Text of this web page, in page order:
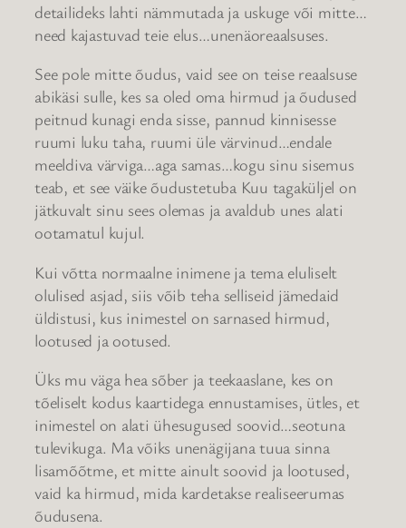
detailideks lahti nämmutada ja uskuge või mitte…
need kajastuvad teie elus…unenäoreaalsuses.
See pole mitte õudus, vaid see on teise reaalsuse
abikäsi sulle, kes sa oled oma hirmud ja õudused
peitnud kunagi enda sisse, pannud kinnisesse
ruumi luku taha, ruumi üle värvinud…endale
meeldiva värviga…aga samas…kogu sinu sisemus
teab, et see väike õudustetuba Kuu tagaküljel on
jätkuvalt sinu sees olemas ja avaldub unes alati
ootamatul kujul.
Kui võtta normaalne inimene ja tema eluliselt
olulised asjad, siis võib teha selliseid jämedaid
üldistusi, kus inimestel on sarnased hirmud,
lootused ja ootused.
Üks mu väga hea sõber ja teekaaslane, kes on
tõeliselt kodus kaartidega ennustamises, ütles, et
inimestel on alati ühesugused soovid…seotuna
tulevikuga. Ma võiks unenägijana tuua sinna
lisamõõtme, et mitte ainult soovid ja lootused,
vaid ka hirmud, mida kardetakse realiseerumas
õudusena.